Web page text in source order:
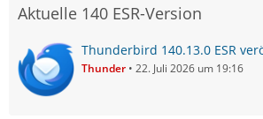
Aktuelle 140 ESR-Version
Thunderbird 140.13.0 ESR
Thunder 22. Juli 2026 um 19:16